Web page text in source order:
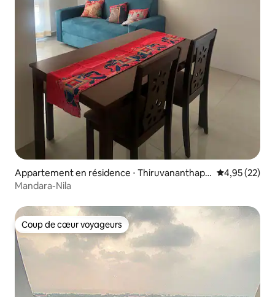
Appartement en résidence ⋅ Thiruvananthapu
ram
Évaluation
4,95 (22)
Mandara-Nila
Coup de cœur voyageurs
Coup de cœur voyageurs